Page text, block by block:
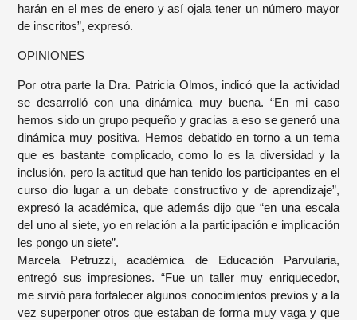
harán en el mes de enero y así ojala tener un número mayor
de inscritos”, expresó.
OPINIONES
Por otra parte la Dra. Patricia Olmos, indicó que la actividad
se desarrolló con una dinámica muy buena. “En mi caso
hemos sido un grupo pequeño y gracias a eso se generó una
dinámica muy positiva. Hemos debatido en torno a un tema
que es bastante complicado, como lo es la diversidad y la
inclusión, pero la actitud que han tenido los participantes en el
curso dio lugar a un debate constructivo y de aprendizaje”,
expresó la académica, que además dijo que “en una escala
del uno al siete, yo en relación a la participación e implicación
les pongo un siete”.
Marcela Petruzzi, académica de Educación Parvularia,
entregó sus impresiones. “Fue un taller muy enriquecedor,
me sirvió para fortalecer algunos conocimientos previos y a la
vez superponer otros que estaban de forma muy vaga y que